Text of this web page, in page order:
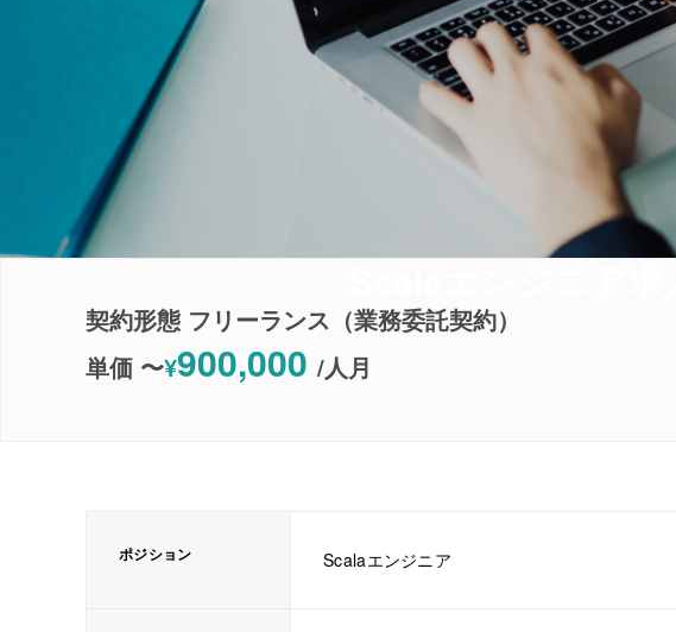
契約形態 フリーランス（業務委託契約）
単価 〜¥900,000 /人月
ポジション Scalaエンジニア